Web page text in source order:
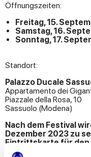
Öffnungszeiten:
Freitag, 15.
Samstag, 16.
Sonntag, 17.
Standort:
Palazzo Ducale
Appartamento dei
Piazzale della Rosa, 10
Sassuolo (Modena)
Nach dem Festival
Dezember 2023 zu
Eintrittskarte für den
enthalten.